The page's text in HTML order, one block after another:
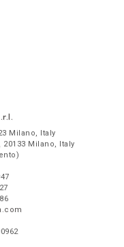
Milano, Italy
20133 Milano, Italy